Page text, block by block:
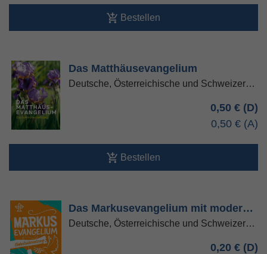
Bestellen
Das Matthäusevangelium
Deutsche, Österreichische und Schweizer…
0,50 €
0,50 €
Bestellen
Das Markusevangelium mit moder…
Deutsche, Österreichische und Schweizer…
0,20 €